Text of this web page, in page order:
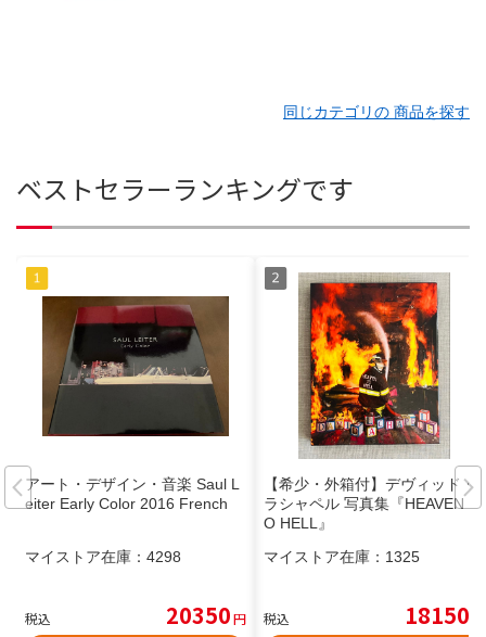
同じカテゴリの 商品を探す
ベストセラーランキングです
アート・デザイン・音楽 Saul L
eiter Early Color 2016 French
マイストア在庫： 4298
税込 20350円
【希少・外箱付】デヴィッド・
ラシャペル 写真集『HEAVEN T
O HELL』
マイストア在庫： 1325
税込 18150